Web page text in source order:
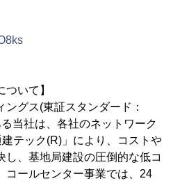
ついて】
グス(東証スタンダード：
当社は、各社のネットワーク
テック(R)」により、コストや
し、基地局建設の圧倒的な低コ
コールセンター事業では、24